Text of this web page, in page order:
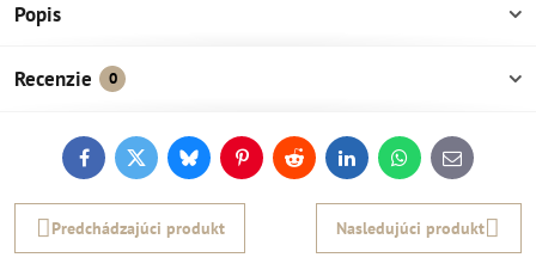
Popis
Recenzie 0
FacebookTwitterBlueskyPinterestReddit LinkedInWhatsApp
E-
mail
Predchádzajúci produkt Nasledujúci produkt